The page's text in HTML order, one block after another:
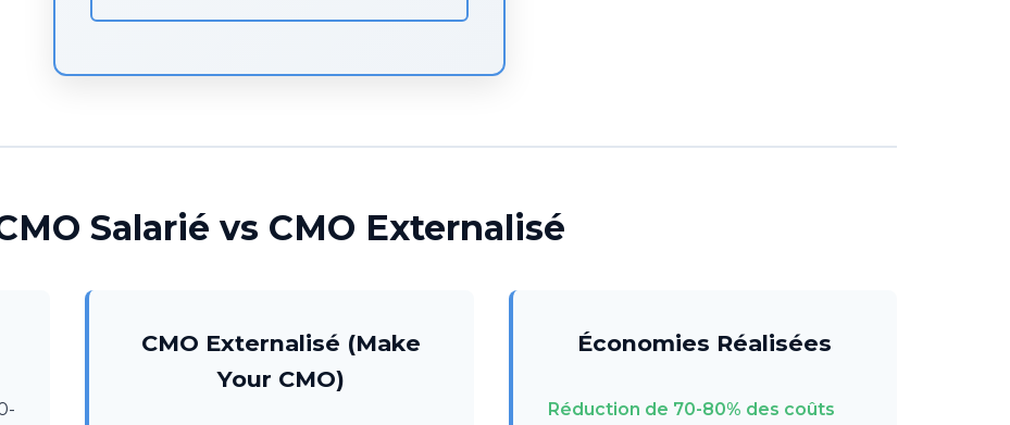
Salarié vs CMO Externalisé
CMO Externalisé (Make
Your CMO)
Économies Réalisées
Réduction de 70-80% des coûts